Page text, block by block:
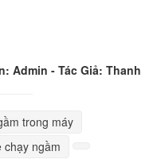
Admin - Tác Giả: Thanh
trong máy
chạy ngầm